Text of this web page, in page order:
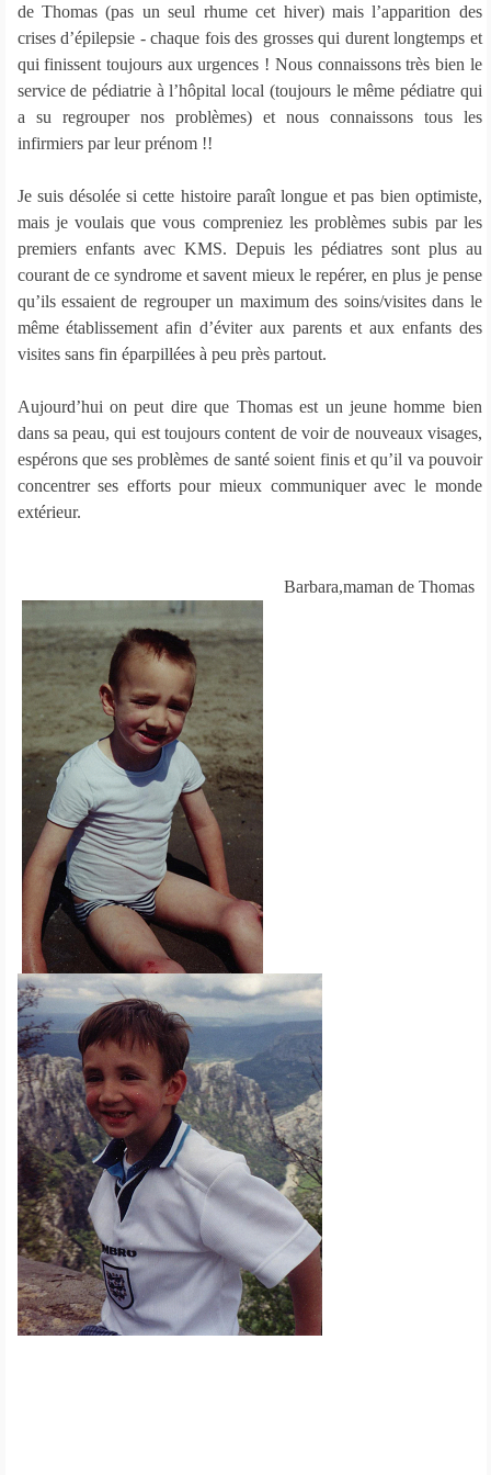
de Thomas (pas un seul rhume cet hiver) mais l’apparition des
crises d’épilepsie - chaque fois des grosses qui durent longtemps et
qui finissent toujours aux urgences ! Nous connaissons très bien le
service de pédiatrie à l’hôpital local (toujours le même pédiatre qui
a su regrouper nos problèmes) et nous connaissons tous les
infirmiers par leur prénom !!
Je suis désolée si cette histoire paraît longue et pas bien optimiste,
mais je voulais que vous compreniez les problèmes subis par les
premiers enfants avec KMS. Depuis les pédiatres sont plus au
courant de ce syndrome et savent mieux le repérer, en plus je pense
qu’ils essaient de regrouper un maximum des soins/visites dans le
même établissement afin d’éviter aux parents et aux enfants des
visites sans fin éparpillées à peu près partout.
Aujourd’hui on peut dire que Thomas est un jeune homme bien
dans sa peau, qui est toujours content de voir de nouveaux visages,
espérons que ses problèmes de santé soient finis et qu’il va pouvoir
concentrer ses efforts pour mieux communiquer avec le monde
extérieur.
Barbara,maman de Thomas